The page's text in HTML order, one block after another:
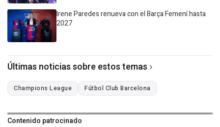
Irene Paredes renueva con el Barça Femení hasta
2027
Últimas noticias sobre estos temas
Champions League Fútbol Club Barcelona
Contenido patrocinado